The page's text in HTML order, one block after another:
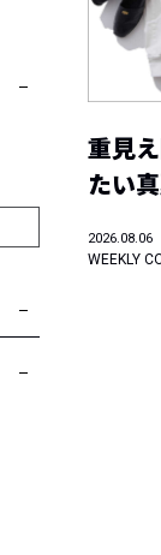
重見
たい
2026.08.06
WEEKLY